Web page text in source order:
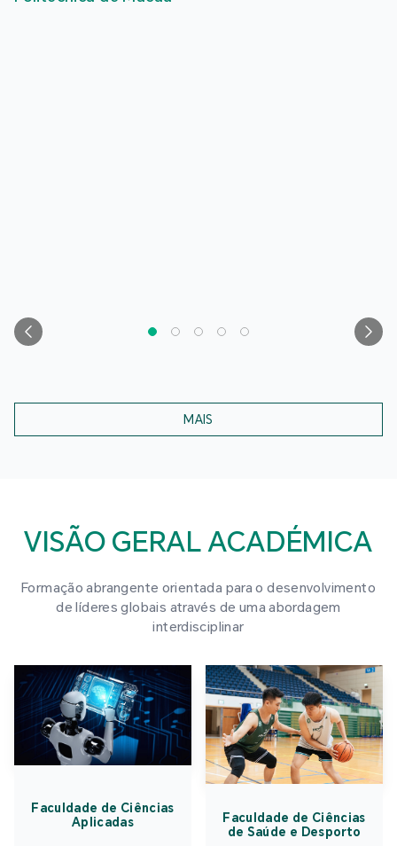
MAIS
VISÃO GERAL ACADÉMICA
Formação abrangente orientada para o desenvolvimento
de líderes globais através de uma abordagem
interdisciplinar
Faculdade de Ciências
Aplicadas
Faculdade de Ciências
de Saúde e Desporto